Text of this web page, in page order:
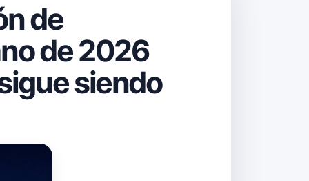
de
de 2026
siendo